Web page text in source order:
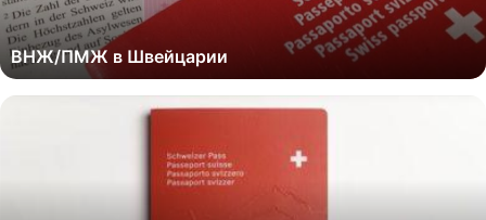
ВНЖ/ПМЖ в Швейцарии